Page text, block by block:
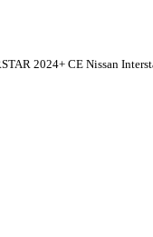
2024+ CE Nissan